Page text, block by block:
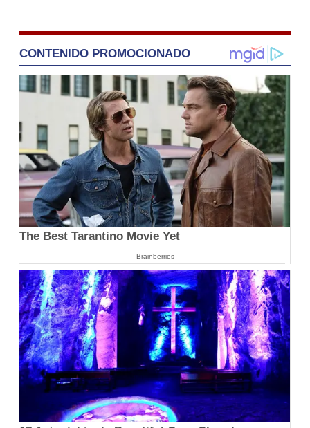
CONTENIDO PROMOCIONADO
The Best Tarantino Movie Yet
Brainberries